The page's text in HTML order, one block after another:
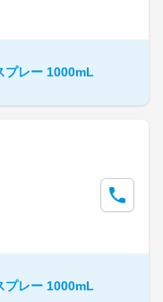
プレー 1000mL
プレー 1000mL